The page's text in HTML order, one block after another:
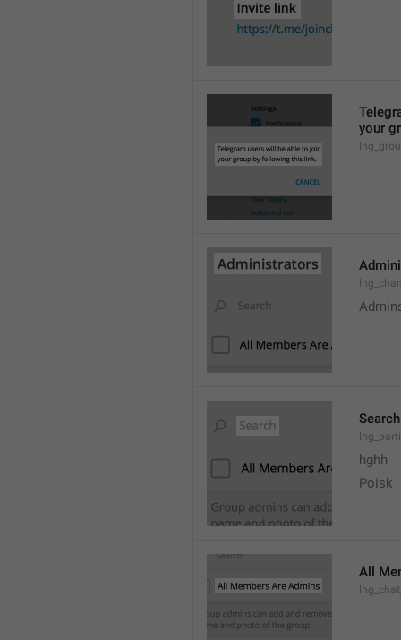
your
Search
hghh
Poisk
All